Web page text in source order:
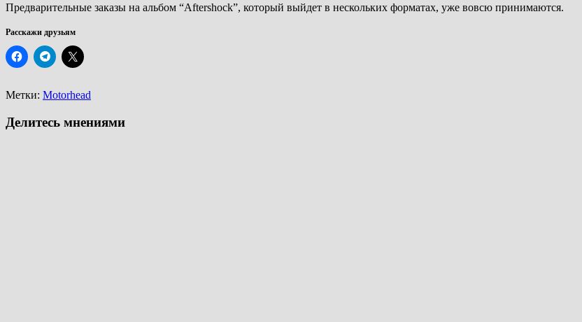
Предварительные заказы на альбом “Aftershock”, который выйдет в нескольких форматах, уже вовсю принимаются.
Расскажи друзьям
Метки: Motorhead
Делитесь мнениями